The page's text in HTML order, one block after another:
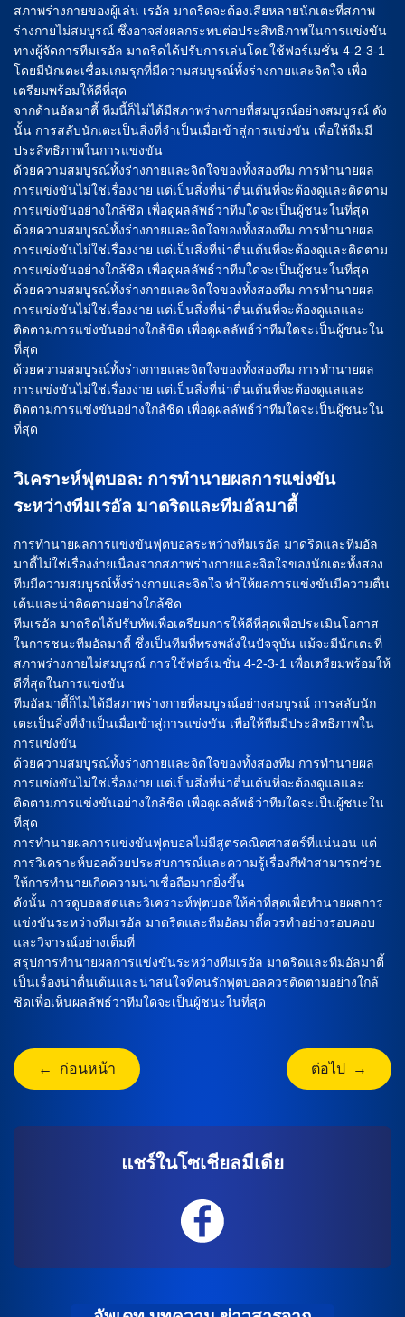
สภาพร่างกายของผู้เล่น เรอัล มาดริดจะต้องเสียหลายนักเตะที่สภาพ
ร่างกายไม่สมบูรณ์ ซึ่งอาจส่งผลกระทบต่อประสิทธิภาพในการแข่งขัน
ทางผู้จัดการทีมเรอัล มาดริดได้ปรับการเล่นโดยใช้ฟอร์เมชั่น 4-2-3-1
โดยมีนักเตะเชื่อมเกมรุกที่มีความสมบูรณ์ทั้งร่างกายและจิตใจ เพื่อ
เตรียมพร้อมให้ดีที่สุด
จากด้านอัลมาตี้ ทีมนี้ก็ไม่ได้มีสภาพร่างกายที่สมบูรณ์อย่างสมบูรณ์ ดัง
นั้น การสลับนักเตะเป็นสิ่งที่จำเป็นเมื่อเข้าสู่การแข่งขัน เพื่อให้ทีมมี
ประสิทธิภาพในการแข่งขัน
ด้วยความสมบูรณ์ทั้งร่างกายและจิตใจของทั้งสองทีม การทำนายผล
การแข่งขันไม่ใช่เรื่องง่าย แต่เป็นสิ่งที่น่าตื่นเต้นที่จะต้องดูและติดตาม
การแข่งขันอย่างใกล้ชิด เพื่อดูผลลัพธ์ว่าทีมใดจะเป็นผู้ชนะในที่สุด
ด้วยความสมบูรณ์ทั้งร่างกายและจิตใจของทั้งสองทีม การทำนายผล
การแข่งขันไม่ใช่เรื่องง่าย แต่เป็นสิ่งที่น่าตื่นเต้นที่จะต้องดูและติดตาม
การแข่งขันอย่างใกล้ชิด เพื่อดูผลลัพธ์ว่าทีมใดจะเป็นผู้ชนะในที่สุด
ด้วยความสมบูรณ์ทั้งร่างกายและจิตใจของทั้งสองทีม การทำนายผล
การแข่งขันไม่ใช่เรื่องง่าย แต่เป็นสิ่งที่น่าตื่นเต้นที่จะต้องดูแลและ
ติดตามการแข่งขันอย่างใกล้ชิด เพื่อดูผลลัพธ์ว่าทีมใดจะเป็นผู้ชนะใน
ที่สุด
ด้วยความสมบูรณ์ทั้งร่างกายและจิตใจของทั้งสองทีม การทำนายผล
การแข่งขันไม่ใช่เรื่องง่าย แต่เป็นสิ่งที่น่าตื่นเต้นที่จะต้องดูแลและ
ติดตามการแข่งขันอย่างใกล้ชิด เพื่อดูผลลัพธ์ว่าทีมใดจะเป็นผู้ชนะใน
ที่สุด
วิเคราะห์ฟุตบอล: การทำนายผลการแข่งขัน
ระหว่างทีมเรอัล มาดริดและทีมอัลมาตี้
การทำนายผลการแข่งขันฟุตบอลระหว่างทีมเรอัล มาดริดและทีมอัล
มาตี้ไม่ใช่เรื่องง่ายเนื่องจากสภาพร่างกายและจิตใจของนักเตะทั้งสอง
ทีมมีความสมบูรณ์ทั้งร่างกายและจิตใจ ทำให้ผลการแข่งขันมีความตื่น
เต้นและน่าติดตามอย่างใกล้ชิด
ทีมเรอัล มาดริดได้ปรับทัพเพื่อเตรียมการให้ดีที่สุดเพื่อประเมินโอกาส
ในการชนะทีมอัลมาตี้ ซึ่งเป็นทีมที่ทรงพลังในปัจจุบัน แม้จะมีนักเตะที่
สภาพร่างกายไม่สมบูรณ์ การใช้ฟอร์เมชั่น 4-2-3-1 เพื่อเตรียมพร้อมให้
ดีที่สุดในการแข่งขัน
ทีมอัลมาตี้ก็ไม่ได้มีสภาพร่างกายที่สมบูรณ์อย่างสมบูรณ์ การสลับนัก
เตะเป็นสิ่งที่จำเป็นเมื่อเข้าสู่การแข่งขัน เพื่อให้ทีมมีประสิทธิภาพใน
การแข่งขัน
ด้วยความสมบูรณ์ทั้งร่างกายและจิตใจของทั้งสองทีม การทำนายผล
การแข่งขันไม่ใช่เรื่องง่าย แต่เป็นสิ่งที่น่าตื่นเต้นที่จะต้องดูแลและ
ติดตามการแข่งขันอย่างใกล้ชิด เพื่อดูผลลัพธ์ว่าทีมใดจะเป็นผู้ชนะใน
ที่สุด
การทำนายผลการแข่งขันฟุตบอลไม่มีสูตรคณิตศาสตร์ที่แน่นอน แต่
การวิเคราะห์บอลด้วยประสบการณ์และความรู้เรื่องกีฬาสามารถช่วย
ให้การทำนายเกิดความน่าเชื่อถือมากยิ่งขึ้น
ดังนั้น การดูบอลสดและวิเคราะห์ฟุตบอลให้ค่าที่สุดเพื่อทำนายผลการ
แข่งขันระหว่างทีมเรอัล มาดริดและทีมอัลมาตี้ควรทำอย่างรอบคอบ
และวิจารณ์อย่างเต็มที่
สรุปการทำนายผลการแข่งขันระหว่างทีมเรอัล มาดริดและทีมอัลมาตี้
เป็นเรื่องน่าตื่นเต้นและน่าสนใจที่คนรักฟุตบอลควรติดตามอย่างใกล้
ชิดเพื่อเห็นผลลัพธ์ว่าทีมใดจะเป็นผู้ชนะในที่สุด
← ก่อนหน้า ต่อไป →
แชร์ในโซเชียลมีเดีย